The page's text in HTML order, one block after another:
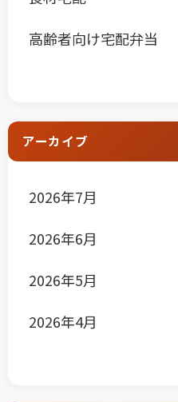
高齢者向け宅配弁当
アーカイブ
2026年7月
2026年6月
2026年5月
2026年4月